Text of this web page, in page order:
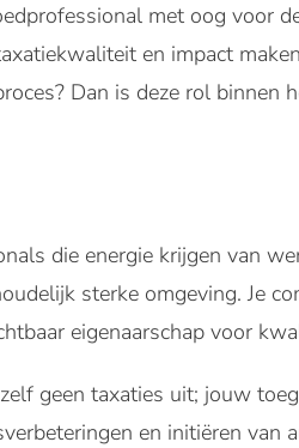
met oog voor
en impact
Dan is deze rol binnen
die energie krijgen van
sterke omgeving. Je
eigenaarschap voor
geen taxaties uit; jouw
en initiëren van